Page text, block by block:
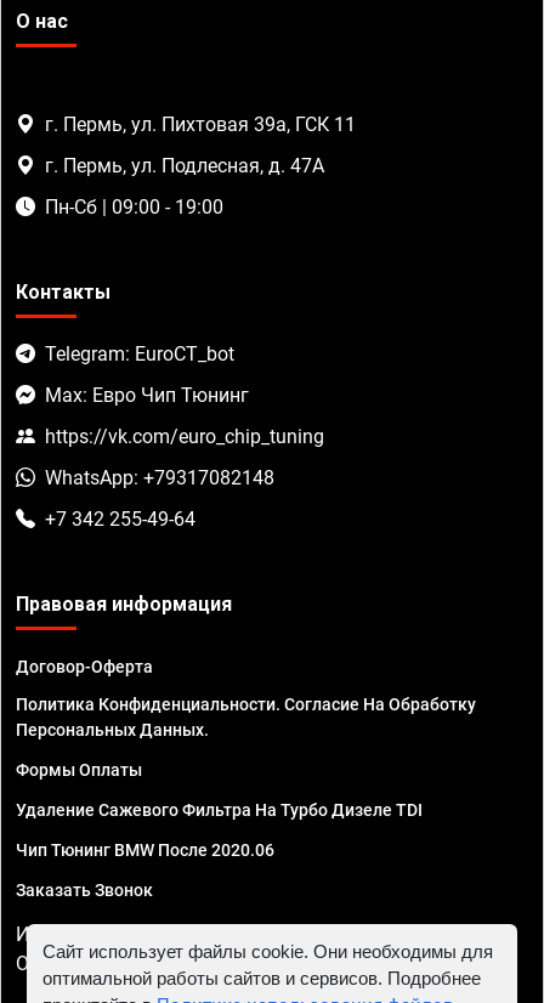
О нас
г. Пермь, ул. Пихтовая 39а, ГСК 11
г. Пермь, ул. Подлесная, д. 47А
Пн-Сб | 09:00 - 19:00
Контакты
Telegram: EuroCT_bot
Max: Евро Чип Тюнинг
https://vk.com/euro_chip_tuning
WhatsApp: +79317082148
+7 342 255-49-64
Правовая информация
Договор-Оферта
Политика Конфиденциальности. Согласие На Обработку
Персональных Данных.
Формы Оплаты
Удаление Сажевого Фильтра На Турбо Дизеле TDI
Чип Тюнинг BMW После 2020.06
Заказать Звонок
ИП Смирнов Георгий Павлович. ИНН 781302555843,
ОГРНИП 324470400032610
Сайт использует файлы cookie. Они необходимы для
оптимальной работы сайтов и сервисов. Подробнее